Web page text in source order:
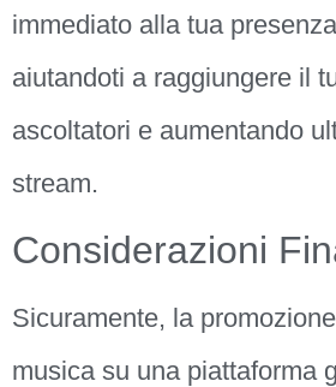
immediato alla tua
aiutandoti a raggiungere il
ascoltatori e aumentando
stream.
Considerazioni
Sicuramente, la
musica su una piattaforma